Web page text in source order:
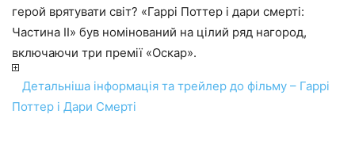
герой врятувати світ? «Гаррі Поттер і дари смерті:
Частина II» був номінований на цілий ряд нагород,
включаючи три премії «Оскар».
Детальніша інформація та трейлер до фільму – Гаррі
Поттер і Дари Смерті